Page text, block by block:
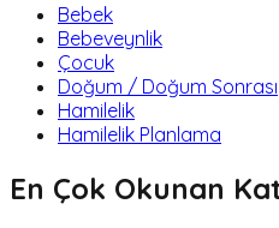
Bebek
Bebeveynlik
Çocuk
Doğum / Doğum Sonrası
Hamilelik
Hamilelik Planlama
En Çok Okunan